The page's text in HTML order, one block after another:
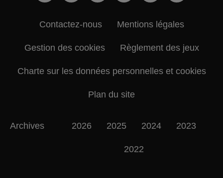
Contactez-nous Mentions légales
Gestion des cookies Règlement des jeux
Charte sur les données personnelles et cookies
Plan du site
Archives 2026 2025 2024 2023
2022